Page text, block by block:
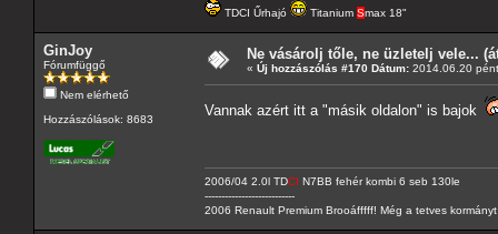
TDCI Űrhajó Titanium Smax 18"
GinJoy
Fórumfüggő
Nem elérhető
Hozzászólások: 8683
Ne vásárolj tőle, ne üzletelj vele...
« Új hozzászólás #170 Dátum: 2014.06.20
Vannak azért itt a "másik oldalon" is bajok
2006/04 2.0l TDCI N7BB fehér kombi 6 seb 130le
---------------------------
2006 Renault Premium Brooáfffff! Még a tetves